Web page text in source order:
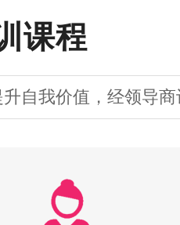
课程
自我价值，经领导